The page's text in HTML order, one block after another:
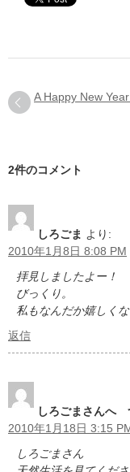
A Happy New Year
2件のコメント
しろごま より:
2010年1月8日 8:08 PM
拝見しましたよー！
びっくり。
私もなんだか嬉しくな
返信
しろごまさんへ
2010年1月18日 3:15
しろごまさん